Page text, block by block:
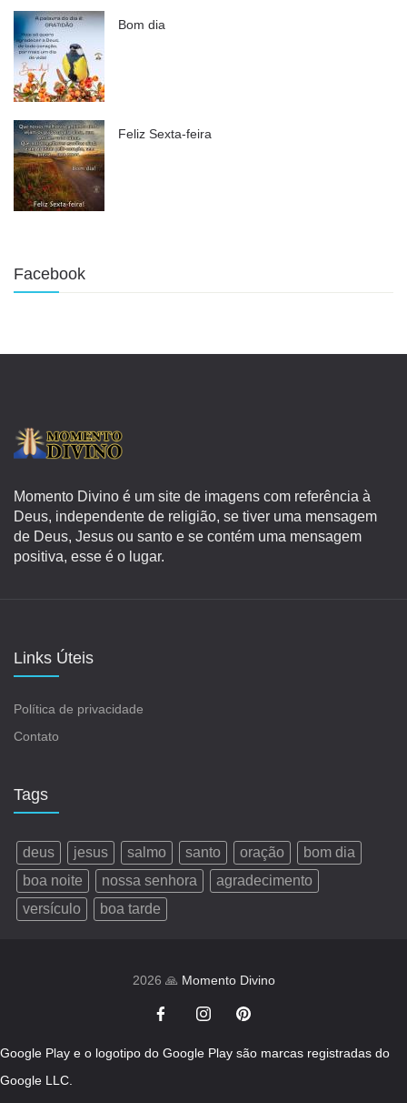
Bom dia
Feliz Sexta-feira
Facebook
Momento Divino é um site de imagens com referência à
Deus, independente de religião, se tiver uma mensagem
de Deus, Jesus ou santo e se contém uma mensagem
positiva, esse é o lugar.
Links Úteis
Política de privacidade
Contato
Tags
deus jesus salmo santo oração
bom dia
boa noite
nossa senhora
agradecimento
versículo
boa tarde
2026 🙏 Momento Divino
Google Play e o logotipo do Google Play são marcas registradas do
Google LLC.